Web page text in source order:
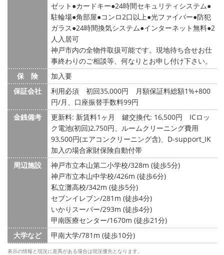
ゼット
カードキー 24時間セキュリティシステム
駐輪場 角部屋 コンロ2口以上 光ファイバー 防犯
ガラス 24時間換気システム インターネット無料 2
人入居可
神戸市内の全物件取扱可能です。現地待ち合せお仕
事終わりのご相談等、何なりとお申し付け下さい。
保 険
加入要
保証会社
利用必須 初回35,000円 月額保証料総額1%+800
円/月、口座振替手数料99円
金銭備考
更新料: 新賃料1ヶ月 鍵交換代: 16,500円
ICロッ
ク電池(初回)2,750円、ルームクリーニング費用
93,500円(エアコンクリーニング含)、D-support_IK
加入の場合家財保険自動付帯
周辺施設
神戸市立本山第二小学校/328m (徒歩5分)
神戸市立本山中学校/426m (徒歩6分)
私立灘高校/342m (徒歩5分)
セブンイレブン/281m (徒歩4分)
いかりスーパー/293m (徒歩4分)
甲南医療センター/1670m (徒歩21分)
大学など
甲南大学/781m (徒歩10分)
表示の情報と現況に差異がある場合は現況優先となります。